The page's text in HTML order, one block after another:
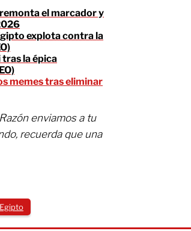
el marcador y
explota contra la
tras la épica
memes tras eliminar
enviamos a tu
recuerda que una
Egipto